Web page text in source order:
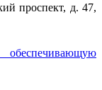
проспект, д. 47,